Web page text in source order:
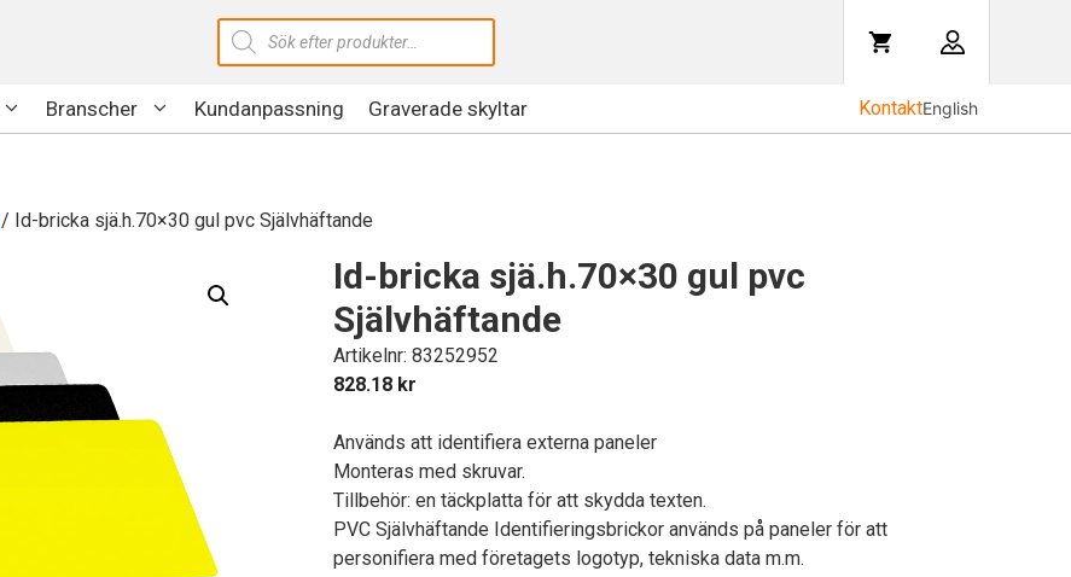
Produktsökning
KontaktEnglish
Branscher Kundanpassning Graverade skyltar
/ Id-bricka sjä.h.70×30 gul pvc Självhäftande
Id-bricka sjä.h.70×30 gul pvc
Självhäftande
Artikelnr: 83252952
828.18 kr
Används att identifiera externa paneler
Monteras med skruvar.
Tillbehör: en täckplatta för att skydda texten.
PVC Självhäftande Identifieringsbrickor används på paneler för att
personifiera med företagets logotyp, tekniska data m.m.